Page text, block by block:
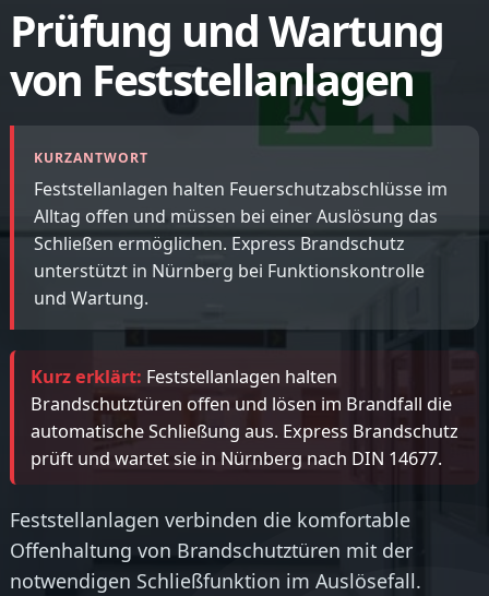
Prüfung und Wartung
von Feststellanlagen
KURZANTWORT
Feststellanlagen halten Feuerschutzabschlüsse im
Alltag offen und müssen bei einer Auslösung das
Schließen ermöglichen. Express Brandschutz
unterstützt in Nürnberg bei Funktionskontrolle
und Wartung.
Kurz erklärt: Feststellanlagen halten
Brandschutztüren offen und lösen im Brandfall die
automatische Schließung aus. Express Brandschutz
prüft und wartet sie in Nürnberg nach DIN 14677.
Feststellanlagen verbinden die komfortable
Offenhaltung von Brandschutztüren mit der
notwendigen Schließfunktion im Auslösefall.